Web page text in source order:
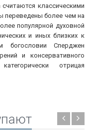
классическими
переведены более чем на
популярной духовной
и иных близких к
Сперджен
и консервативного
отрицая